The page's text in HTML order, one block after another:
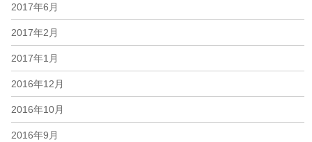
2017年6月
2017年2月
2017年1月
2016年12月
2016年10月
2016年9月